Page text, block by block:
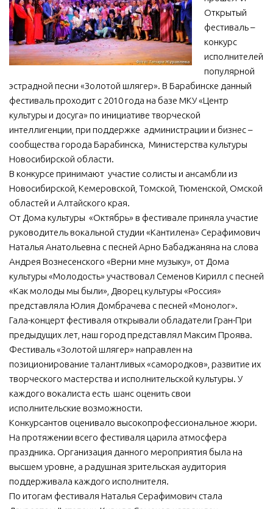
Отчеты о деятельности
Учреждения культуры
МБУ Дом культуры «Молодость»
МБУ Дом культуры «Октябрь»
МБОУ ДО «Детская школа искусств»
МБУК «Искитимский городской историко-художественный
музей»
МБУ Парк культуры и отдыха им. И.В. Коротеева
ДК «Россия»
Афиша
Независимая оценка качества
Контакты
Открытый
фестиваль –
конкурс
исполнителей
популярной
эстрадной песни «Золотой шлягер». В Барабинске данный
фестиваль проходит с 2010 года на базе МКУ «Центр
культуры и досуга» по инициативе творческой
интеллигенции, при поддержке администрации и бизнес –
сообщества города Барабинска, Министерства культуры
Новосибирской области.
В конкурсе принимают участие солисты и ансамбли из
Новосибирской, Кемеровской, Томской, Тюменской, Омской
областей и Алтайского края.
От Дома культуры «Октябрь» в фестивале приняла участие
руководитель вокальной студии «Кантилена» Серафимович
Наталья Анатольевна с песней Арно Бабаджаняна на слова
Андрея Вознесенского «Верни мне музыку», от Дома
культуры «Молодость» участвовал Семенов Кирилл с песней
«Как молоды мы были», Дворец культуры «Россия»
представляла Юлия Домбрачева с песней «Монолог».
Гала-концерт фестиваля открывали обладатели Гран-При
предыдущих лет, наш город представлял Максим Проява.
Фестиваль «Золотой шлягер» направлен на
позиционирование талантливых «самородков», развитие их
творческого мастерства и исполнительской культуры. У
каждого вокалиста есть шанс оценить свои
исполнительские возможности.
Конкурсантов оценивало высокопрофессиональное жюри.
На протяжении всего фестиваля царила атмосфера
праздника. Организация данного мероприятия была на
высшем уровне, а радушная зрительская аудитория
поддерживала каждого исполнителя.
По итогам фестиваля Наталья Серафимович стала